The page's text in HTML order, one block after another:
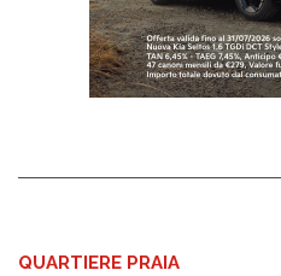
QUARTIERE PRAIA